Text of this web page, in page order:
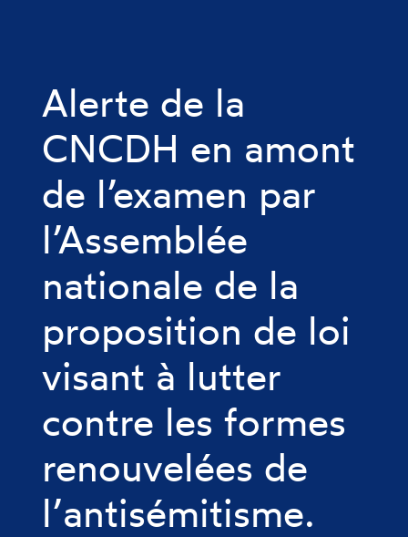
Alerte de la
CNCDH en amont
de l’examen par
l’Assemblée
nationale de la
proposition de loi
visant à lutter
contre les formes
renouvelées de
l’antisémitisme.